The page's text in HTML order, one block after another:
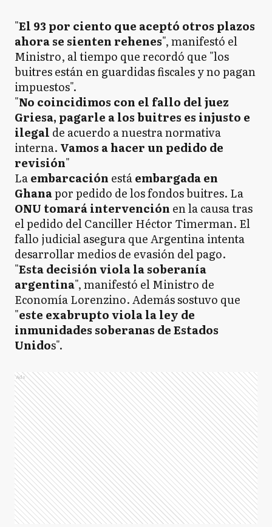
"El 93 por ciento que aceptó otros plazos
ahora se sienten rehenes", manifestó el
Ministro, al tiempo que recordó que "los
buitres están en guardidas fiscales y no pagan
impuestos".
"No coincidimos con el fallo del juez
Griesa, pagarle a los buitres es injusto e
ilegal de acuerdo a nuestra normativa
interna. Vamos a hacer un pedido de
revisión"
Laembarcación estáembargada en
Ghanapor pedido de los fondos buitres. La
ONU tomará intervención en la causa tras
el pedido del Canciller Héctor Timerman. El
fallo judicial asegura que Argentina intenta
desarrollar medios de evasión del pago.
"Esta decisión viola la soberanía
argentina", manifestó el Ministro de
Economía Lorenzino. Además sostuvo que
"este exabrupto viola la ley de
inmunidades soberanas de Estados
Unidos".
Ads